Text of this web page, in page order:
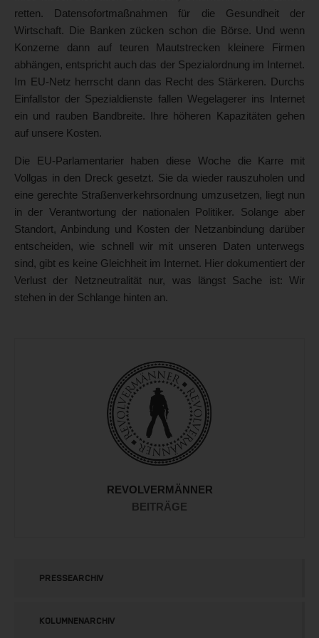
retten. Datensofortmaßnahmen für die Gesundheit der
Wirtschaft. Die Banken zücken schon die Börse. Und wenn
Konzerne dann auf teuren Mautstrecken kleinere Firmen
abhängen, entspricht auch das der Spezialordnung im Internet.
Im EU-Netz herrscht dann das Recht des Stärkeren. Durchs
Einfallstor der Spezialdienste fallen Wegelagerer ins Internet
ein und rauben Bandbreite. Ihre höheren Kapazitäten gehen
auf unsere Kosten.
Die EU-Parlamentarier haben diese Woche die Karre mit
Vollgas in den Dreck gesetzt. Sie da wieder rauszuholen und
eine gerechte Straßenverkehrsordnung umzusetzen, liegt nun
in der Verantwortung der nationalen Politiker. Solange aber
Standort, Anbindung und Kosten der Netzanbindung darüber
entscheiden, wie schnell wir mit unseren Daten unterwegs
sind, gibt es keine Gleichheit im Internet. Hier dokumentiert der
Verlust der Netzneutralität nur, was längst Sache ist: Wir
stehen in der Schlange hinten an.
REVOLVERMÄNNER
BEITRÄGE
PRESSEARCHIV
KOLUMNENARCHIV